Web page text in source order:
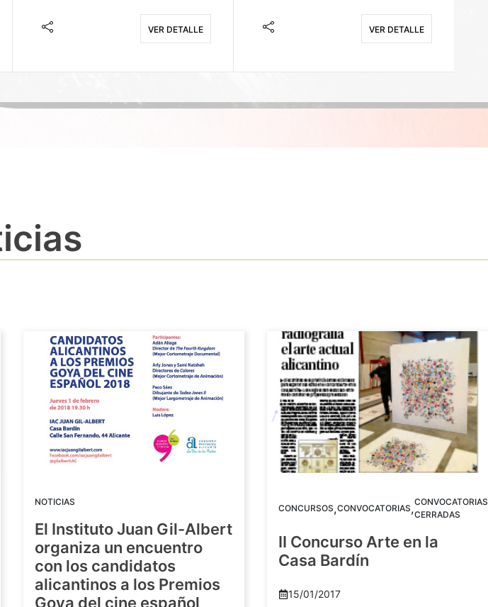
VER DETALLE VER DETALLE
NOTICIAS
El Instituto Juan Gil-Albert
organiza un encuentro
con los candidatos
alicantinos a los Premios
Goya del cine español
CONCURSOS,CONVOCATORIAS,CONVOCATORIAS
CERRADAS
II Concurso Arte en la
Casa Bardín
15/01/2017